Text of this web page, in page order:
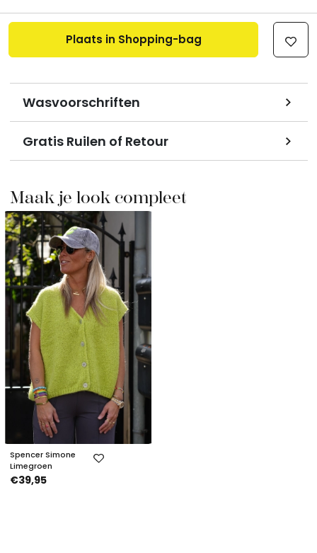
Wasvoorschriften
Gratis Ruilen of Retour
Plaats in Shopping-bag
Maak je look compleet
Spencer Simone
Limegroen
€39,95